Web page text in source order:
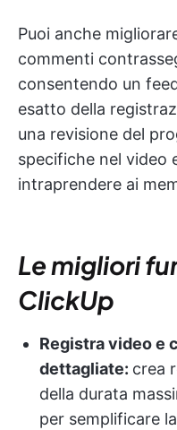
Puoi anche
commenti
consentendo un
esatto della
una revisione del
specifiche nel video
intraprendere ai
Le migliori
ClickUp
Registra video e
dettagliate: crea
della durata
per semplificare